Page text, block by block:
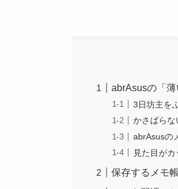
abrAsusの「
3日坊主を
かさばらな
abrAsusの
見た目がカ
保存するメモ